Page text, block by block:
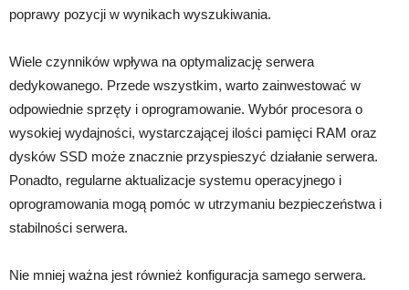
poprawy pozycji w wynikach wyszukiwania.
Wiele czynników wpływa na optymalizację serwera
dedykowanego. Przede wszystkim, warto zainwestować w
odpowiednie sprzęty i oprogramowanie. Wybór procesora o
wysokiej wydajności, wystarczającej ilości pamięci RAM oraz
dysków SSD może znacznie przyspieszyć działanie serwera.
Ponadto, regularne aktualizacje systemu operacyjnego i
oprogramowania mogą pomóc w utrzymaniu bezpieczeństwa i
stabilności serwera.
Nie mniej ważna jest również konfiguracja samego serwera.